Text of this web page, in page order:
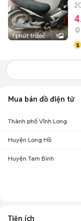
1 phút trước 1
s
Mua bán đồ điện tử
Thành phố Vĩnh Long
Huyện Long Hồ
Huyện Tam Bình
Tiện ích